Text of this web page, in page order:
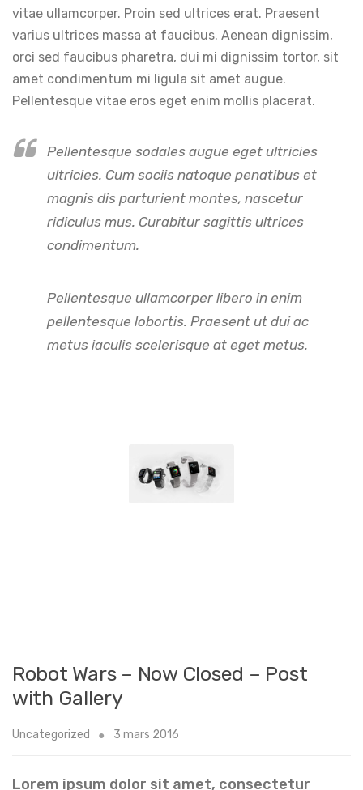
vitae ullamcorper. Proin sed ultrices erat. Praesent
varius ultrices massa at faucibus. Aenean dignissim,
orci sed faucibus pharetra, dui mi dignissim tortor, sit
amet condimentum mi ligula sit amet augue.
Pellentesque vitae eros eget enim mollis placerat.
Pellentesque sodales augue eget ultricies
ultricies. Cum sociis natoque penatibus et
magnis dis parturient montes, nascetur
ridiculus mus. Curabitur sagittis ultrices
condimentum.
Pellentesque ullamcorper libero in enim
pellentesque lobortis. Praesent ut dui ac
metus iaculis scelerisque at eget metus.
Robot Wars – Now Closed – Post
with Gallery
Uncategorized 3 mars 2016
Lorem ipsum dolor sit amet, consectetur